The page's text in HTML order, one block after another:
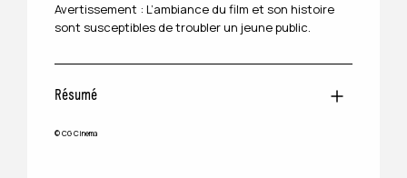
Avertissement : L’ambiance du film et son histoire
sont susceptibles de troubler un jeune public.
Résumé
Jérémie revient à Saint-Martial pour l’enterrement
© CG Cinema